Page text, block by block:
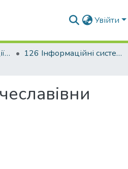
Увійти
Факультет автоматизації і інформаційних технологій
126 Інформаційні системи та технології. Управління проектами